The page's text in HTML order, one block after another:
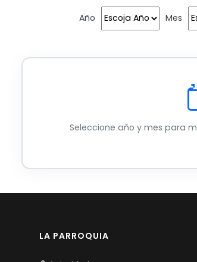
Año Mes
Seleccione año y mes para
LA PARROQUIA